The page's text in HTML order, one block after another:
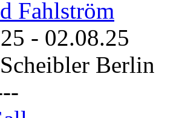
Fahlström
- 02.08.25
Berlin